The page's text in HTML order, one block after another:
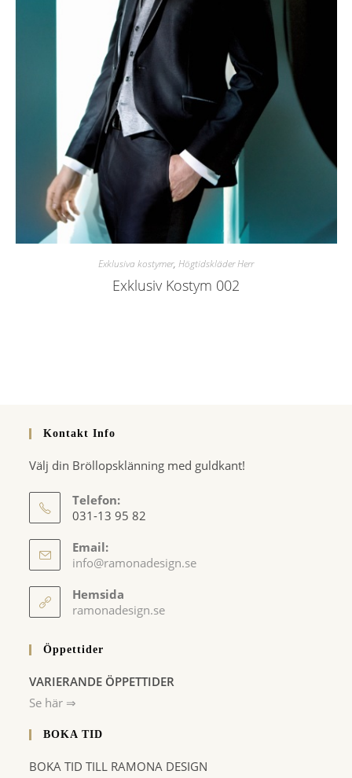
Exklusiva kostymer, Högtidskläder Herr
Exklusiv Kostym 002
Kontakt Info
Välj din Bröllopsklänning med guldkant!
Telefon:
031-13 95 82
Email:
info@ramonadesign.seOpens
Hemsida
ramonadesign.se
Öppettider
VARIERANDE ÖPPETTIDER
Se här ⇒
BOKA TID
BOKA TID TILL RAMONA DESIGN